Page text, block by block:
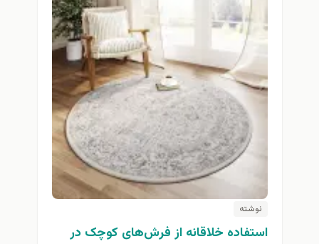
نوشته
استفاده خلاقانه از فرش‌های کوچک در